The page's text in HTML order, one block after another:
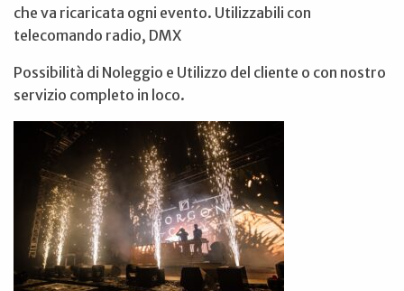
che va ricaricata ogni evento. Utilizzabili con
telecomando radio, DMX
Possibilità di Noleggio e Utilizzo del cliente o con nostro
servizio completo in loco.